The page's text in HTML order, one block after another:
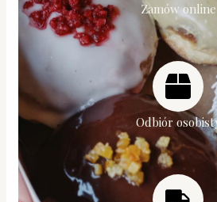
Zamów online
Odbiór